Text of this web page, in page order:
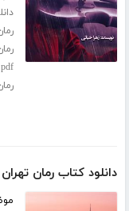
pdf رمان
دانلود کتاب رمان